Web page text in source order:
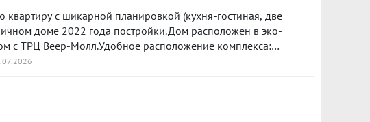
с шикарной планировкой (кухня-гостиная, две
доме 2022 года постройки.Дом расположен в эко-
с ТРЦ Веер-Молл.Удобное расположение комплекса:
остановки автобусов, трамваем, удобно доехать до
ремонт: на полу ламинат, обои под покраску,
двери, сан. узлы в кафеле. Квартира полностью